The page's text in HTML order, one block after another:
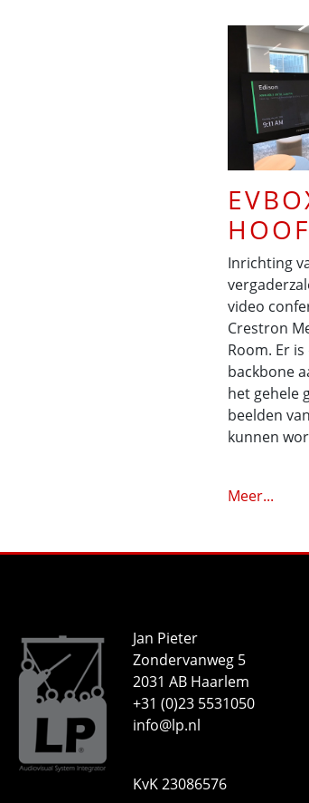
Inrichting
video
Crestron
Room. Er is
backbone
het gehele
beelden
kunnen
Meer...
Jan Pieter
Zondervanweg 5
2031 AB Haarlem
+31 (0)23 5531050
info@lp.nl
KvK 23086576